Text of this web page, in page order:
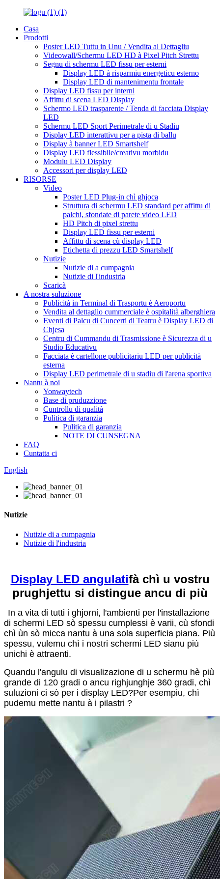
Casa
Prodotti
Poster LED Tuttu in Unu / Vendita al Dettagliu
Videowall/Schermu LED HD à Pixel Pitch Strettu
Segnu di schermu LED fissu per esterni
Display LED à risparmiu energeticu esterno
Display LED di mantenimentu frontale
Display LED fissu per interni
Affittu di scena LED Display
Schermo LED trasparente / Tenda di facciata Display
LED
Schermu LED Sport Perimetrale di u Stadiu
Display LED interattivu per a pista di ballu
Display à banner LED Smartshelf
Display LED flessibile/creativu morbidu
Modulu LED Display
Accessori per display LED
RISORSE
Video
Poster LED Plug-in chì ghjoca
Struttura di schermu LED standard per affittu di
palchi, sfondate di parete video LED
HD Pitch di pixel strettu
Display LED fissu per esterni
Affittu di scena cù display LED
Etichetta di prezzu LED Smartshelf
Nutizie
Nutizie di a cumpagnia
Nutizie di l'industria
Scaricà
A nostra suluzione
Publicità in Terminal di Trasportu è Aeroportu
Vendita al dettaglio cummerciale è ospitalità alberghiera
Eventi di Palcu di Cuncerti di Teatru è Display LED di
Chjesa
Centru di Cummandu di Trasmissione è Sicurezza di u
Studio Educativu
Facciata è cartellone publicitariu LED per publicità
esterna
Display LED perimetrale di u stadiu di l'arena sportiva
Nantu à noi
Yonwaytech
Base di pruduzzione
Cuntrollu di qualità
Pulitica di garanzia
Pulitica di garanzia
NOTE DI CUNSEGNA
FAQ
Cuntatta ci
English
Nutizie
Nutizie di a cumpagnia
Nutizie di l'industria
Display LED angulatifà chì u vostru
prughjettu si distingue ancu di più
In a vita di tutti i ghjorni, l'ambienti per l'installazione
di schermi LED sò spessu cumplessi è varii, cù sfondi
chì ùn sò micca nantu à una sola superficia piana. Più
spessu, vulemu chì i nostri schermi LED sianu più
unichi è attraenti.
Quandu l'angulu di visualizazione di u schermu hè più
grande di 120 gradi o ancu righjunghje 360 ​​gradi, chì
suluzioni ci sò per i display LED?Per esempiu, chì
pudemu mette nantu à i pilastri ?